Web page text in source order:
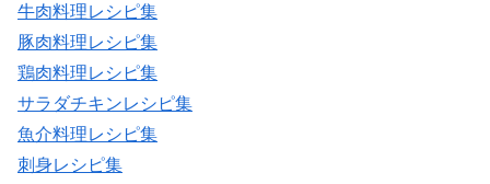
牛肉料理レシピ集
豚肉料理レシピ集
鶏肉料理レシピ集
サラダチキンレシピ集
魚介料理レシピ集
刺身レシピ集